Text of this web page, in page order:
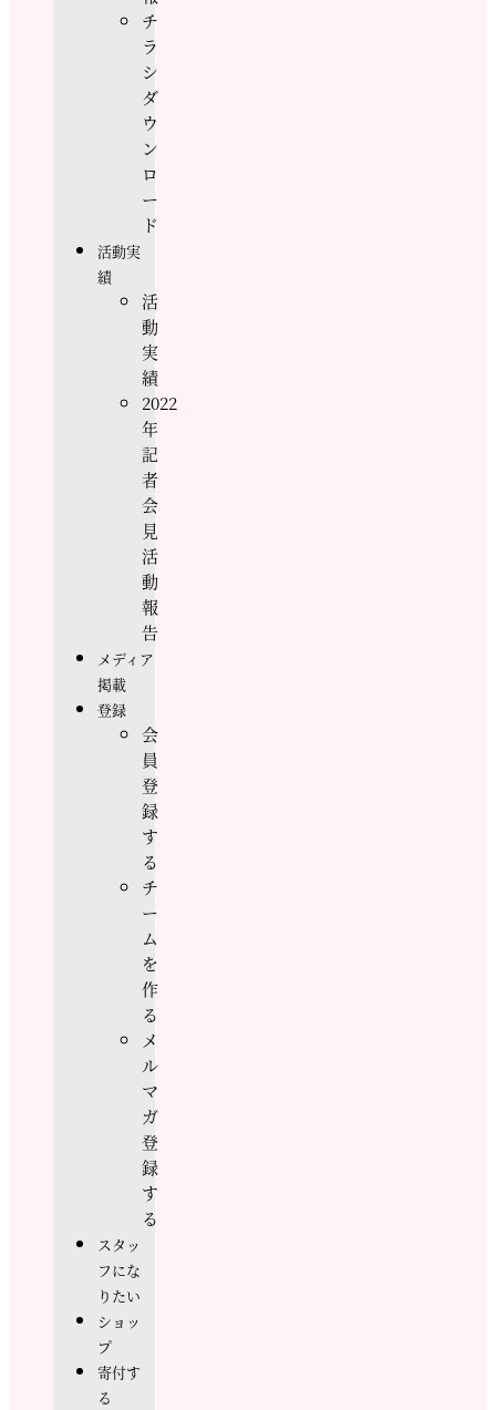
チ
ラ
シ
ダ
ウ
ン
ロ
ー
ド
活動実
績
活
動
実
績
2022
年
記
者
会
見
活
動
報
告
メディア
掲載
登録
会
員
登
録
す
る
チ
ー
ム
を
作
る
メ
ル
マ
ガ
登
録
す
る
スタッ
フにな
りたい
ショッ
プ
寄付す
る